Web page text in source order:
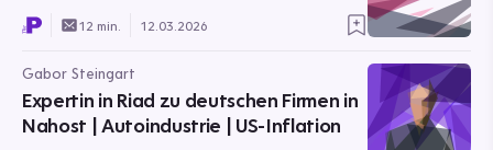
12 min. 12.03.2026
Gabor Steingart
Expertin in Riad zu deutschen Firmen in
Nahost | Autoindustrie | US-Inflation